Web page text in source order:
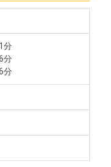
物件から探す
分
分
分